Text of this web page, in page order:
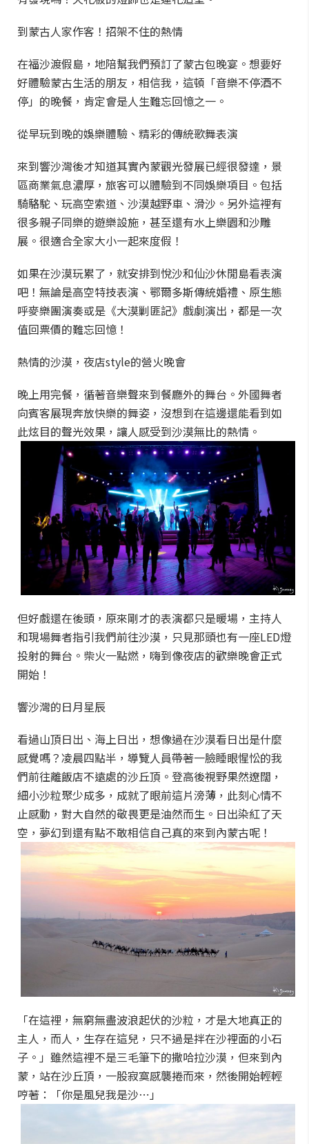
到蒙古人家作客！招架不住的熱情
在福沙渡假島，地陪幫我們預訂了蒙古包晚宴。想要好
好體驗蒙古生活的朋友，相信我，這頓「音樂不停酒不
停」的晚餐，肯定會是人生難忘回憶之一。
從早玩到晚的娛樂體驗、精彩的傳統歌舞表演
來到響沙灣後才知道其實內蒙觀光發展已經很發達，景
區商業氣息濃厚，旅客可以體驗到不同娛樂項目。包括
騎駱駝、玩高空索道、沙漠越野車、滑沙。另外這裡有
很多親子同樂的遊樂設施，甚至還有水上樂園和沙雕
展。很適合全家大小一起來度假！
如果在沙漠玩累了，就安排到悅沙和仙沙休閒島看表演
吧！無論是高空特技表演、鄂爾多斯傳統婚禮、原生態
呼麥樂團演奏或是《大漠剿匪記》戲劇演出，都是一次
值回票價的難忘回憶！
熱情的沙漠，夜店style的營火晚會
晚上用完餐，循著音樂聲來到餐廳外的舞台。外國舞者
向賓客展現奔放快樂的舞姿，沒想到在這邊還能看到如
此炫目的聲光效果，讓人感受到沙漠無比的熱情。
但好戲還在後頭，原來剛才的表演都只是暖場，主持人
和現場舞者指引我們前往沙漠，只見那頭也有一座LED燈
投射的舞台。柴火一點燃，嗨到像夜店的歡樂晚會正式
開始！
響沙灣的日月星辰
看過山頂日出、海上日出，想像過在沙漠看日出是什麼
感覺嗎？凌晨四點半，導覽人員帶著一臉睡眼惺忪的我
們前往離飯店不遠處的沙丘頂。登高後視野果然遼闊，
細小沙粒聚少成多，成就了眼前這片滂薄，此刻心情不
止感動，對大自然的敬畏更是油然而生。日出染紅了天
空，夢幻到還有點不敢相信自己真的來到內蒙古呢！
「在這裡，無窮無盡波浪起伏的沙粒，才是大地真正的
主人，而人，生存在這兒，只不過是拌在沙裡面的小石
子。」雖然這裡不是三毛筆下的撒哈拉沙漠，但來到內
蒙，站在沙丘頂，一股寂寞感襲捲而來，然後開始輕輕
哼著：「你是風兒我是沙⋯」